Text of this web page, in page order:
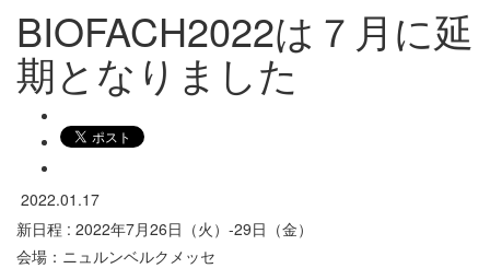
BIOFACH2022は７月に延
期となりました
2022.01.17
新日程 : 2022年7月26日（火）-29日（金）
会場：ニュルンベルクメッセ